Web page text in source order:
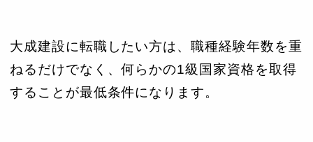
大成建設に転職したい方は、職種経験年数を重
ねるだけでなく、何らかの1級国家資格を取得
することが最低条件になります。